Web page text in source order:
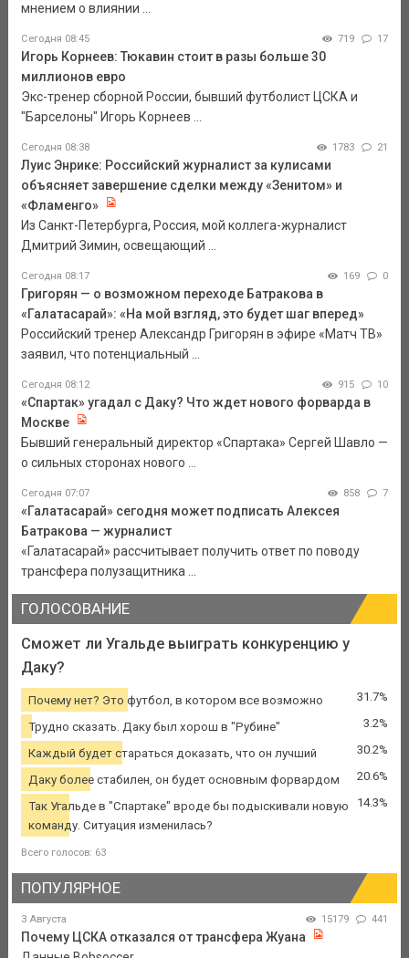
мнением о влиянии ...
Сегодня 08:45 719 17
Игорь Корнеев: Тюкавин стоит в разы больше 30
миллионов евро
Экс-тренер сборной России, бывший футболист ЦСКА и
"Барселоны" Игорь Корнеев ...
Сегодня 08:38 1783 21
Луис Энрике: Российский журналист за кулисами
объясняет завершение сделки между «Зенитом» и
«Фламенго»
Из Санкт-Петербурга, Россия, мой коллега-журналист
Дмитрий Зимин, освещающий ...
Сегодня 08:17 169 0
Григорян — о возможном переходе Батракова в
«Галатасарай»: «На мой взгляд, это будет шаг вперед»
Российский тренер Александр Григорян в эфире «Матч ТВ»
заявил, что потенциальный ...
Сегодня 08:12 915 10
«Спартак» угадал с Даку? Что ждет нового форварда в
Москве
Бывший генеральный директор «Спартака» Сергей Шавло —
о сильных сторонах нового ...
Сегодня 07:07 858 7
«Галатасарай» сегодня может подписать Алексея
Батракова — журналист
«Галатасарай» рассчитывает получить ответ по поводу
трансфера полузащитника ...
ГОЛОСОВАНИЕ
Сможет ли Угальде выиграть конкуренцию у
Даку?
Почему нет? Это футбол, в котором все возможно 31.7%
Трудно сказать. Даку был хорош в "Рубине" 3.2%
Каждый будет стараться доказать, что он лучший 30.2%
Даку более стабилен, он будет основным форвардом 20.6%
Так Угальде в "Спартаке" вроде бы подыскивали новую
команду. Ситуация изменилась?
14.3%
Всего голосов: 63
ПОПУЛЯРНОЕ
3 Августа 15179 441
Почему ЦСКА отказался от трансфера Жуана